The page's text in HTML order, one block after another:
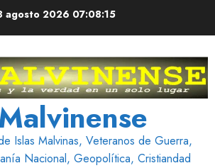
agosto 2026 07:08:17
Islas Malvinas, Veteranos de Guerra,
Nacional, Geopolítica, Cristiandad